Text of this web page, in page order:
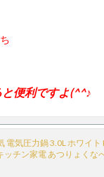
便利ですよ(^^♪
電気圧力鍋 3.0L ホワイ
ッチン家電 あつりょくな